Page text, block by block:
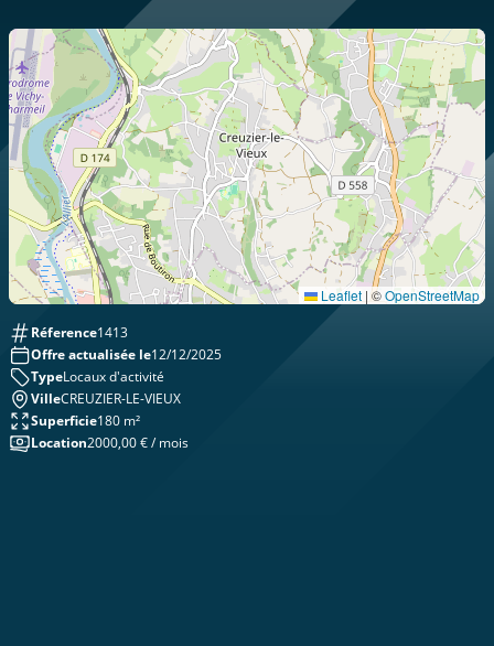
Leaflet |©OpenStreetMap
Réference1413
Offre actualisée le12/12/2025
TypeLocaux d'activité
VilleCREUZIER-LE-VIEUX
Superficie180 m²
Location2000,00 € / mois